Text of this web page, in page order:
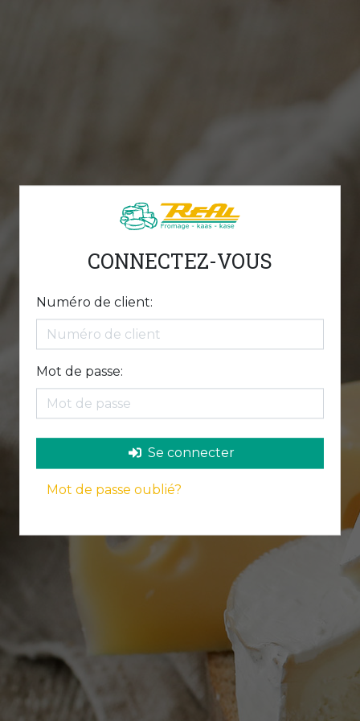
CONNECTEZ-VOUS
Numéro de client:
Mot de passe:
Se connecter
Mot de passe oublié?